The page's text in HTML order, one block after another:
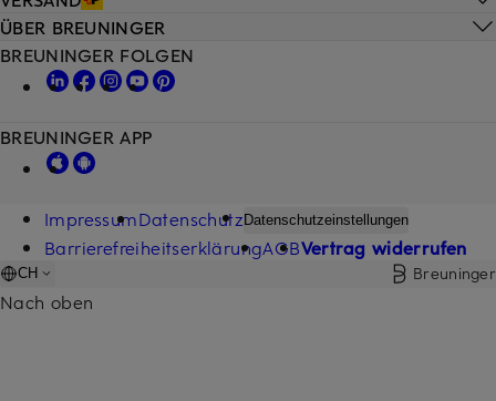
ÜBER BREUNINGER
BREUNINGER FOLGEN
BREUNINGER APP
ImpressumDatenschutzDatenschutzeinstellungen
BarrierefreiheitserklärungAGBVertrag widerrufen
CH Breuninger
Nach oben